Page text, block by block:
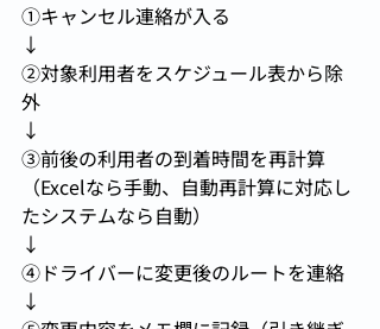
①キャンセル連絡が入る
↓
②対象利用者をスケジュール表から除
外
↓
③前後の利用者の到着時間を再計算
（Excelなら手動、自動再計算に対応し
たシステムなら自動）
↓
④ドライバーに変更後のルートを連絡
↓